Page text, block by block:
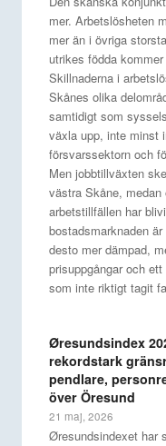
mer. Arbetslösheten
mer än i övriga
utrikes födda
Skillnaderna i
Skånes olika
samtidigt som
växla upp, inte minst
försvarssektorn och
Men jobbtillväxten
västra Skåne, medan
arbetstillfällen har
bostadsmarknaden
desto mer dämpad,
prisuppgångar och
som inte riktigt tagit
Øresundsindex
rekordstark
pendlare,
över Öresund
21 maj, 2026
Øresundsindexet har